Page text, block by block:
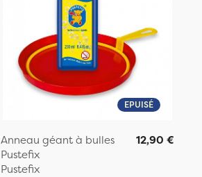
EPUISÉ
Anneau géant à bulles
Pustefix
Pustefix
12,90 €